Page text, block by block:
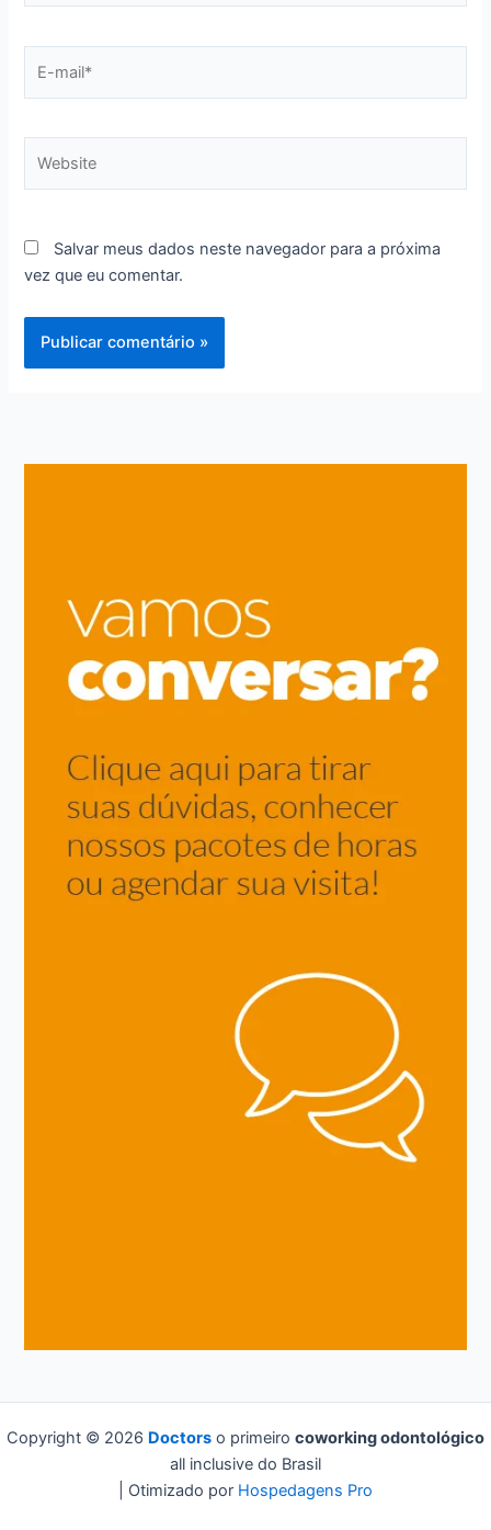
mail*
Salvar meus dados neste navegador para a próxima
vez que eu comentar.
Copyright © 2026 Doctors o primeiro coworking odontológico
all inclusive do Brasil
| Otimizado por Hospedagens Pro